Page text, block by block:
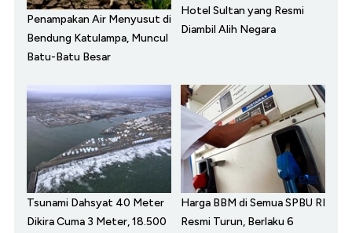
Penampakan Air Menyusut di
Bendung Katulampa, Muncul
Batu-Batu Besar
Hotel Sultan yang Resmi
Diambil Alih Negara
Tsunami Dahsyat 40 Meter
Dikira Cuma 3 Meter, 18.500
Harga BBM di Semua SPBU RI
Resmi Turun, Berlaku 6